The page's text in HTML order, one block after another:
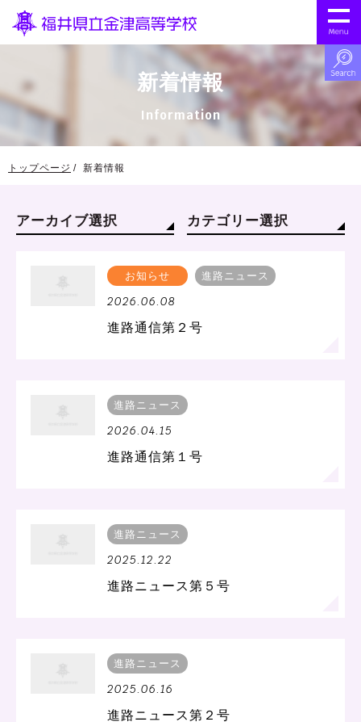
新着情報
Information
トップページ 新着情報
カテゴリー選択
アーカイブ選択
お知らせ 進路ニュース
2026.06.08
進路通信第２号
進路ニュース
2026.04.15
進路通信第１号
進路ニュース
2025.12.22
進路ニュース第５号
進路ニュース
2025.06.16
進路ニュース第２号